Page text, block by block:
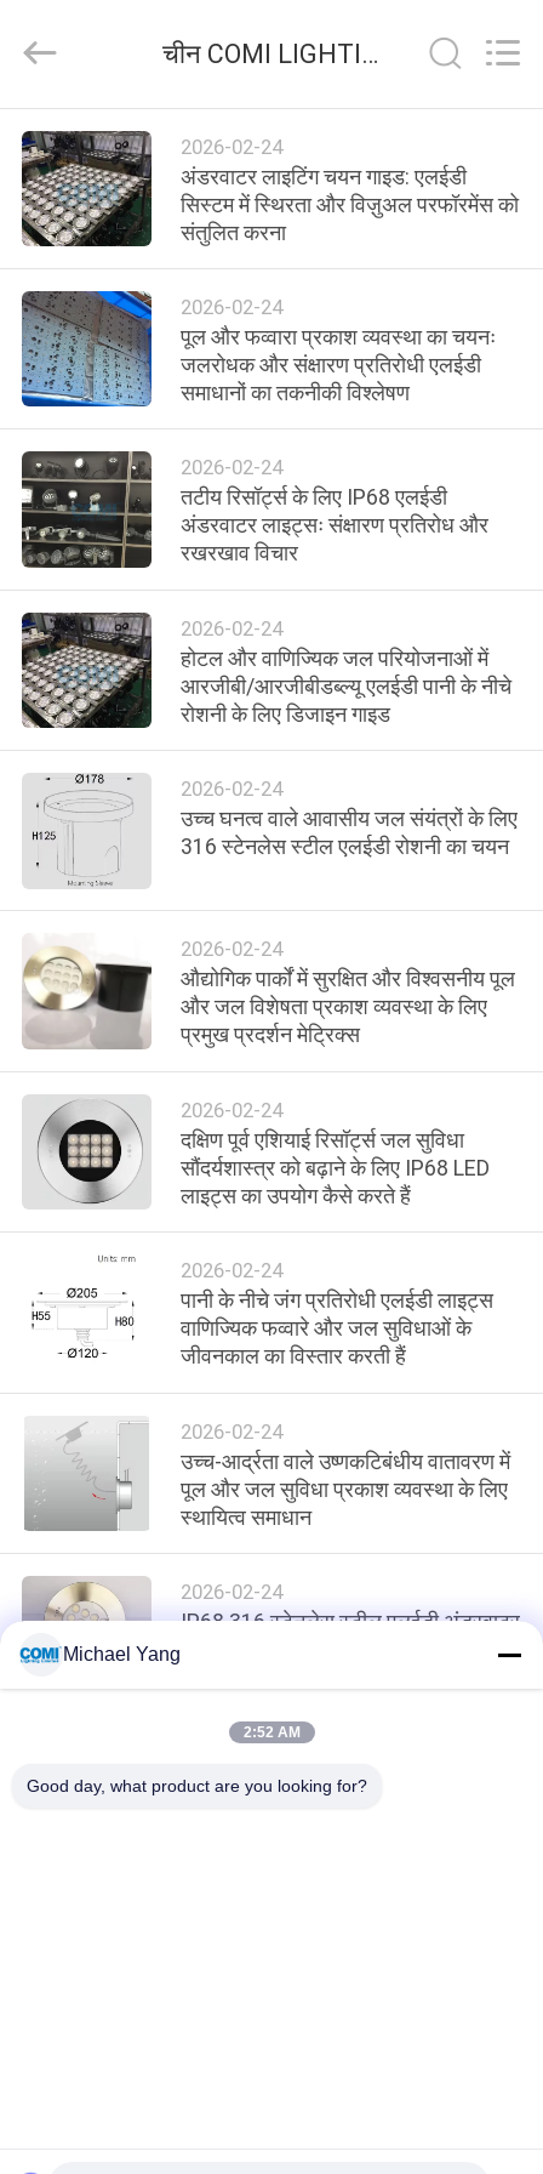
घर
उत्पादों
हमारे
बारे
कारखाना
भ्रमण
गुणवत्ता
नियंत्रण
संपर्क
करें
समाचार
मामलों
साइटमैप
गोपनीयता
नीति
LIGHTING
LIMITED.
Reserved.
चीन COMI LIGHTING LIMITED कंपनी समाचार
2026-02-24
अंडरवाटर लाइटिंग चयन गाइड: एलईडी
सिस्टम में स्थिरता और विज़ुअल परफॉरमेंस को
संतुलित करना
2026-02-24
पूल और फव्वारा प्रकाश व्यवस्था का चयनः
जलरोधक और संक्षारण प्रतिरोधी एलईडी
समाधानों का तकनीकी विश्लेषण
2026-02-24
तटीय रिसॉर्ट्स के लिए IP68 एलईडी
अंडरवाटर लाइट्सः संक्षारण प्रतिरोध और
रखरखाव विचार
2026-02-24
होटल और वाणिज्यिक जल परियोजनाओं में
आरजीबी/आरजीबीडब्ल्यू एलईडी पानी के नीचे
रोशनी के लिए डिजाइन गाइड
2026-02-24
उच्च घनत्व वाले आवासीय जल संयंत्रों के लिए
316 स्टेनलेस स्टील एलईडी रोशनी का चयन
2026-02-24
औद्योगिक पार्कों में सुरक्षित और विश्वसनीय पूल
और जल विशेषता प्रकाश व्यवस्था के लिए
प्रमुख प्रदर्शन मेट्रिक्स
2026-02-24
दक्षिण पूर्व एशियाई रिसॉर्ट्स जल सुविधा
सौंदर्यशास्त्र को बढ़ाने के लिए IP68 LED
लाइट्स का उपयोग कैसे करते हैं
2026-02-24
पानी के नीचे जंग प्रतिरोधी एलईडी लाइट्स
वाणिज्यिक फव्वारे और जल सुविधाओं के
जीवनकाल का विस्तार करती हैं
2026-02-24
उच्च-आर्द्रता वाले उष्णकटिबंधीय वातावरण में
पूल और जल सुविधा प्रकाश व्यवस्था के लिए
स्थायित्व समाधान
2026-02-24
IP68 316 स्टेनलेस स्टील एलईडी अंडरवाटर
लाइट्स के साथ पूल और जल सुविधा प्रकाश
Michael Yang
2:52 AM
Good day, what product are you looking for?